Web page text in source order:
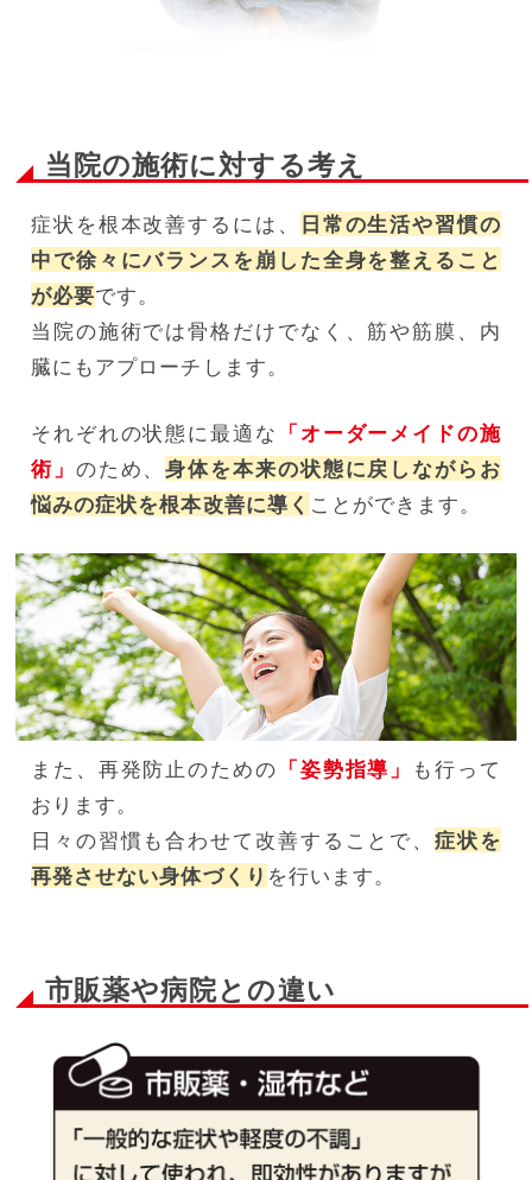
当院の施術に対する考え
症状を根本改善するには、
日常の生活や習慣の
中で徐々にバランスを崩した全身を整えること
が必要です。
当院の施術では骨格だけでなく、筋や筋膜、内
臓にもアプローチします。
それぞれの状態に最適な
「オーダーメイドの施
術」 のため、身体を本来の状態に戻しながらお
悩みの症状を根本改善に導く ことができます。
また、再発防止のための 「姿勢指導」
も行って
おります。
日々の習慣も合わせて改善することで、症状を
再発させない身体づくり を行います。
市販薬や病院との違い